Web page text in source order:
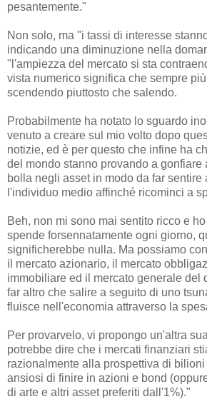
pesantemente."
Non solo, ma "i tassi di interesse
indicando una diminuzione nella
"l'ampiezza del mercato si sta
vista numerico significa che sempre
scendendo piuttosto che salendo.
Probabilmente ha notato lo sguardo
venuto a creare sul mio volto dopo
notizie, ed è per questo che infine ha
del mondo stanno provando a gonfiare
bolla negli asset in modo da far sentire
l'individuo medio affinché ricominci a
Beh, non mi sono mai sentito ricco e
spende forsennatamente ogni giorno,
significherebbe nulla. Ma possiamo
il mercato azionario, il mercato
immobiliare ed il mercato generale del
far altro che salire a seguito di uno
fluisce nell'economia attraverso la
Per provarvelo, vi propongo un'altra
potrebbe dire che i mercati finanziari
razionalmente alla prospettiva di
ansiosi di finire in azioni e bond
di arte e altri asset preferiti dall'1%)."